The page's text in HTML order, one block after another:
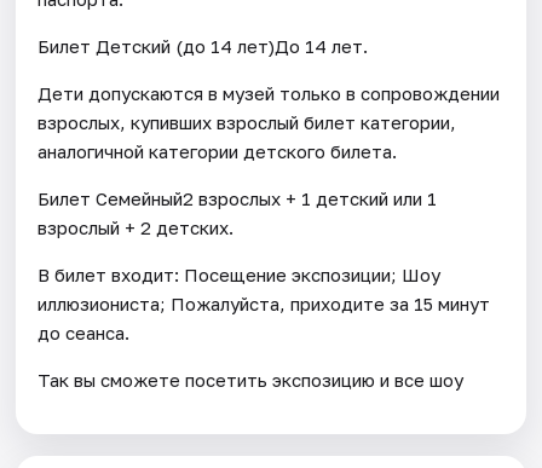
Билет Детский (до 14 лет)До 14 лет.
Дети допускаются в музей только в сопровождении
взрослых, купивших взрослый билет категории,
аналогичной категории детского билета.
Билет Семейный2 взрослых + 1 детский или 1
взрослый + 2 детских.
В билет входит: Посещение экспозиции; Шоу
иллюзиониста; Пожалуйста, приходите за 15 минут
до сеанса.
Так вы сможете посетить экспозицию и все шоу